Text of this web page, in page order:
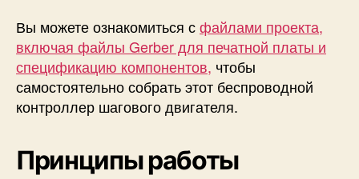
Вы можете ознакомиться сфайлами проекта,
включая файлы Gerber для печатной платы и
спецификацию компонентов, чтобы
самостоятельно собрать этот беспроводной
контроллер шагового двигателя.
Принципы работы